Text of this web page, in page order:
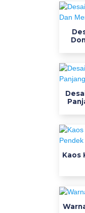
Kaos